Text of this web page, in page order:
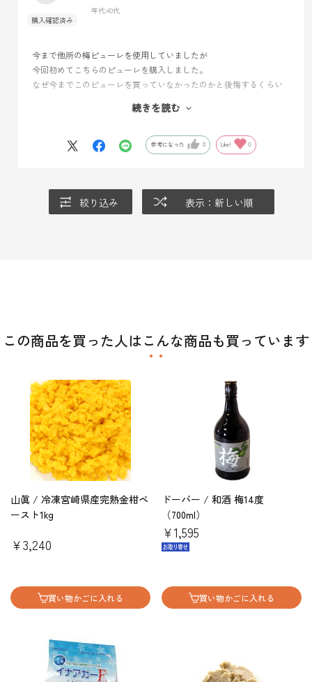
年代:40代
今まで他所の梅ピューレを使用していましたが
今回初めてこちらのピューレを購入しました。
なぜ今までこのピューレを買っていなかったのかと後悔するくらい
香りはかなり良いです。さらに、口に残るエグ味渋みがほとんど無
酸味はもちろん強いですが、印象としてはかなり柔らかな酸味で
続きを読む
参考になった 0 Like! 0
絞り込み 表示：新しい順
この商品を買った人はこんな商品も買っています
山眞 / 冷凍宮崎県産完熟金柑ペ
ースト1kg
￥3,240
買い物かごに入れる
ドーバー / 和酒 梅14度
（700ml）
￥1,595
買い物かごに入れる